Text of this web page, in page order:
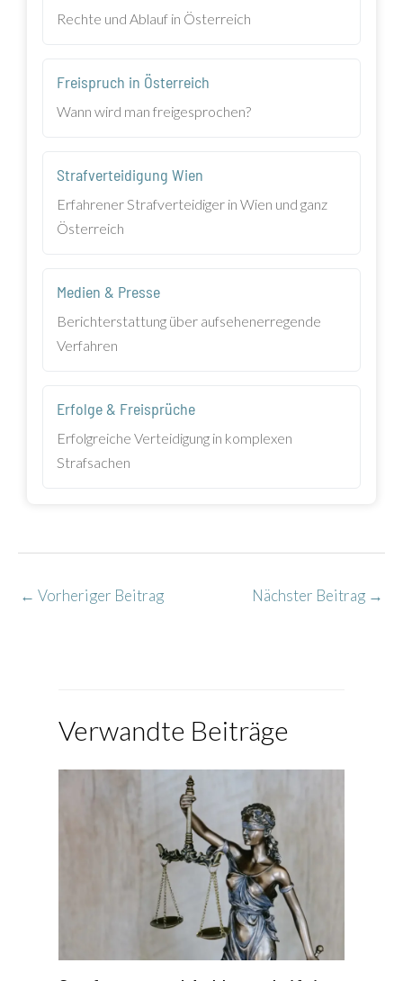
Rechte und Ablauf in Österreich
Freispruch in Österreich
Wann wird man freigesprochen?
Strafverteidigung Wien
Erfahrener Strafverteidiger in Wien und ganz
Österreich
Medien & Presse
Berichterstattung über aufsehenerregende
Verfahren
Erfolge & Freisprüche
Erfolgreiche Verteidigung in komplexen
Strafsachen
← Vorheriger Beitrag Nächster Beitrag →
Verwandte Beiträge